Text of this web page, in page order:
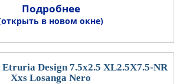
Подробнее
в новом окне)
Design 7.5x2.5 XL2.5X7.5-NR
Xxs Losanga Nero